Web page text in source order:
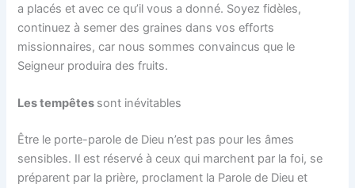
a placés et avec ce qu’il vous a donné. Soyez fidèles,
continuez à semer des graines dans vos efforts
missionnaires, car nous sommes convaincus que le
Seigneur produira des fruits.
Les tempêtes sont inévitables
Être le porte-parole de Dieu n’est pas pour les âmes
sensibles. Il est réservé à ceux qui marchent par la foi, se
préparent par la prière, proclament la Parole de Dieu et